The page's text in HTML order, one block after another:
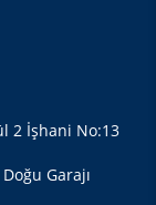
2 İşhani No:13
Garajı